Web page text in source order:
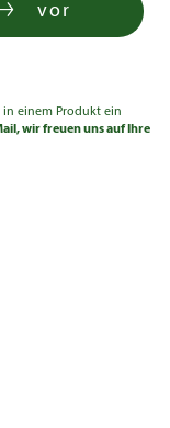
vor
einem Produkt ein
wir freuen uns auf Ihre